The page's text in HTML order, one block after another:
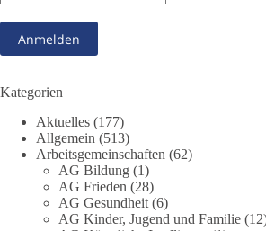
Folgen für Kinder, Familien, Unternehmen
in unseren Rechtsstaat?
🟩🟩🟦🟦🟥🟥🟧🟧
Eine demokratische Gesellschaft lebt nicht
Fragen zu vermeiden. Sie lebt davon, Fragen
und transparent zu beantworten.
dieBasis fordert deshalb weiterhin eine
vollständige und transparente Aufarbeitung
Kategorien
Aktuelles (177)
Allgemein (513)
Arbeitsgemeinschaften (62)
AG Bildung (1)
AG Frieden (28)
AG Gesundheit (6)
AG Kinder, Jugend und Familie